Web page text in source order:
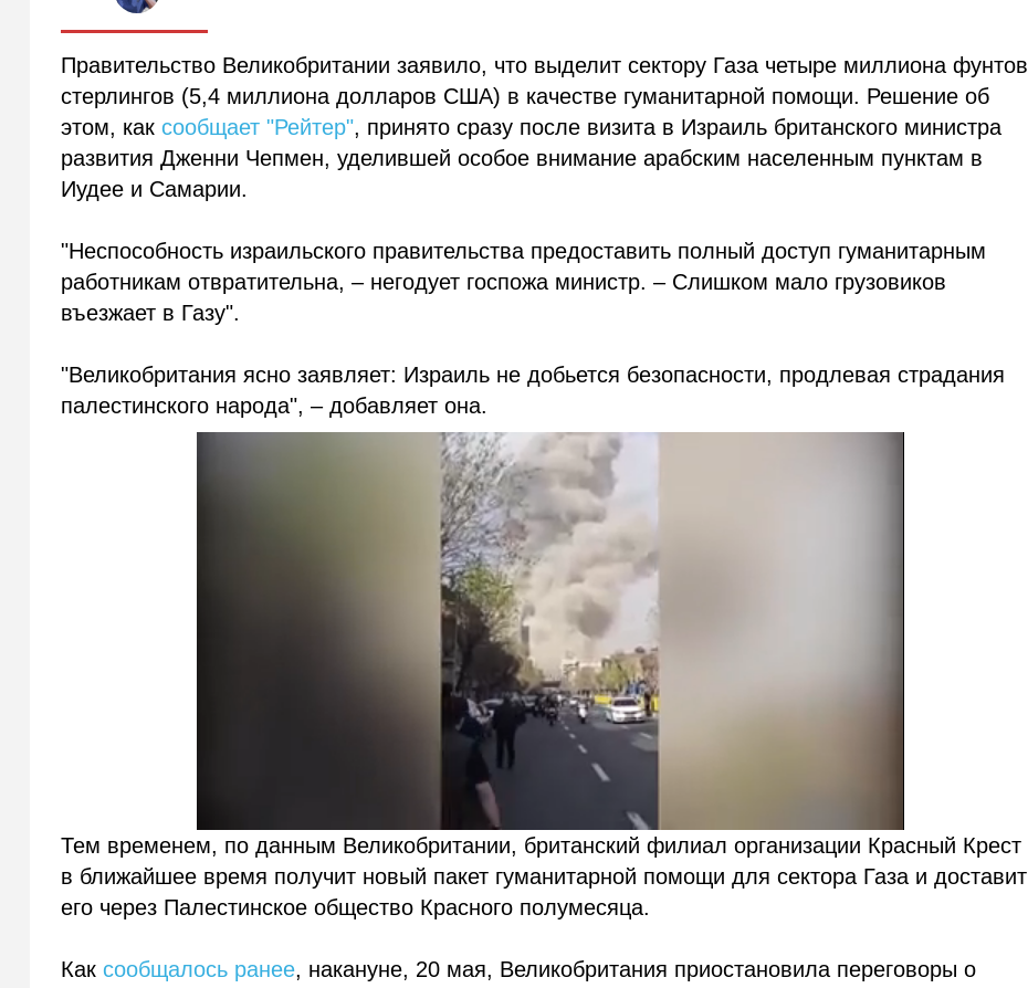
Правительство Великобритании заявило, что выделит сектору Газа четыре миллиона фунтов
стерлингов (5,4 миллиона долларов США) в качестве гуманитарной помощи. Решение об
этом, каксообщает "Рейтер", принято сразу после визита в Израиль британского министра
развития Дженни Чепмен, уделившей особое внимание арабским населенным пунктам в
Иудее и Самарии.
"Неспособность израильского правительства предоставить полный доступ гуманитарным
работникам отвратительна, – негодует госпожа министр. – Слишком мало грузовиков
въезжает в Газу".
"Великобритания ясно заявляет: Израиль не добьется безопасности, продлевая страдания
палестинского народа", – добавляет она.
Тем временем, по данным Великобритании, британский филиал организации Красный Крест
в ближайшее время получит новый пакет гуманитарной помощи для сектора Газа и доставит
его через Палестинское общество Красного полумесяца.
Каксообщалось ранее, накануне, 20 мая, Великобритания приостановила переговоры о